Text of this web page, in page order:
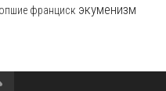
франциск экуменизм